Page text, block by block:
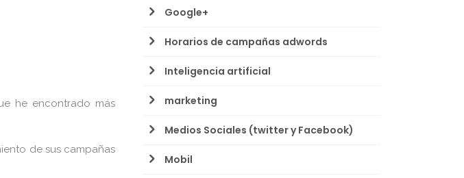
he encontrado más
de sus campañas
Google+
Horarios de campañas adwords
Inteligencia artificial
marketing
Medios Sociales (twitter y Facebook)
Mobil